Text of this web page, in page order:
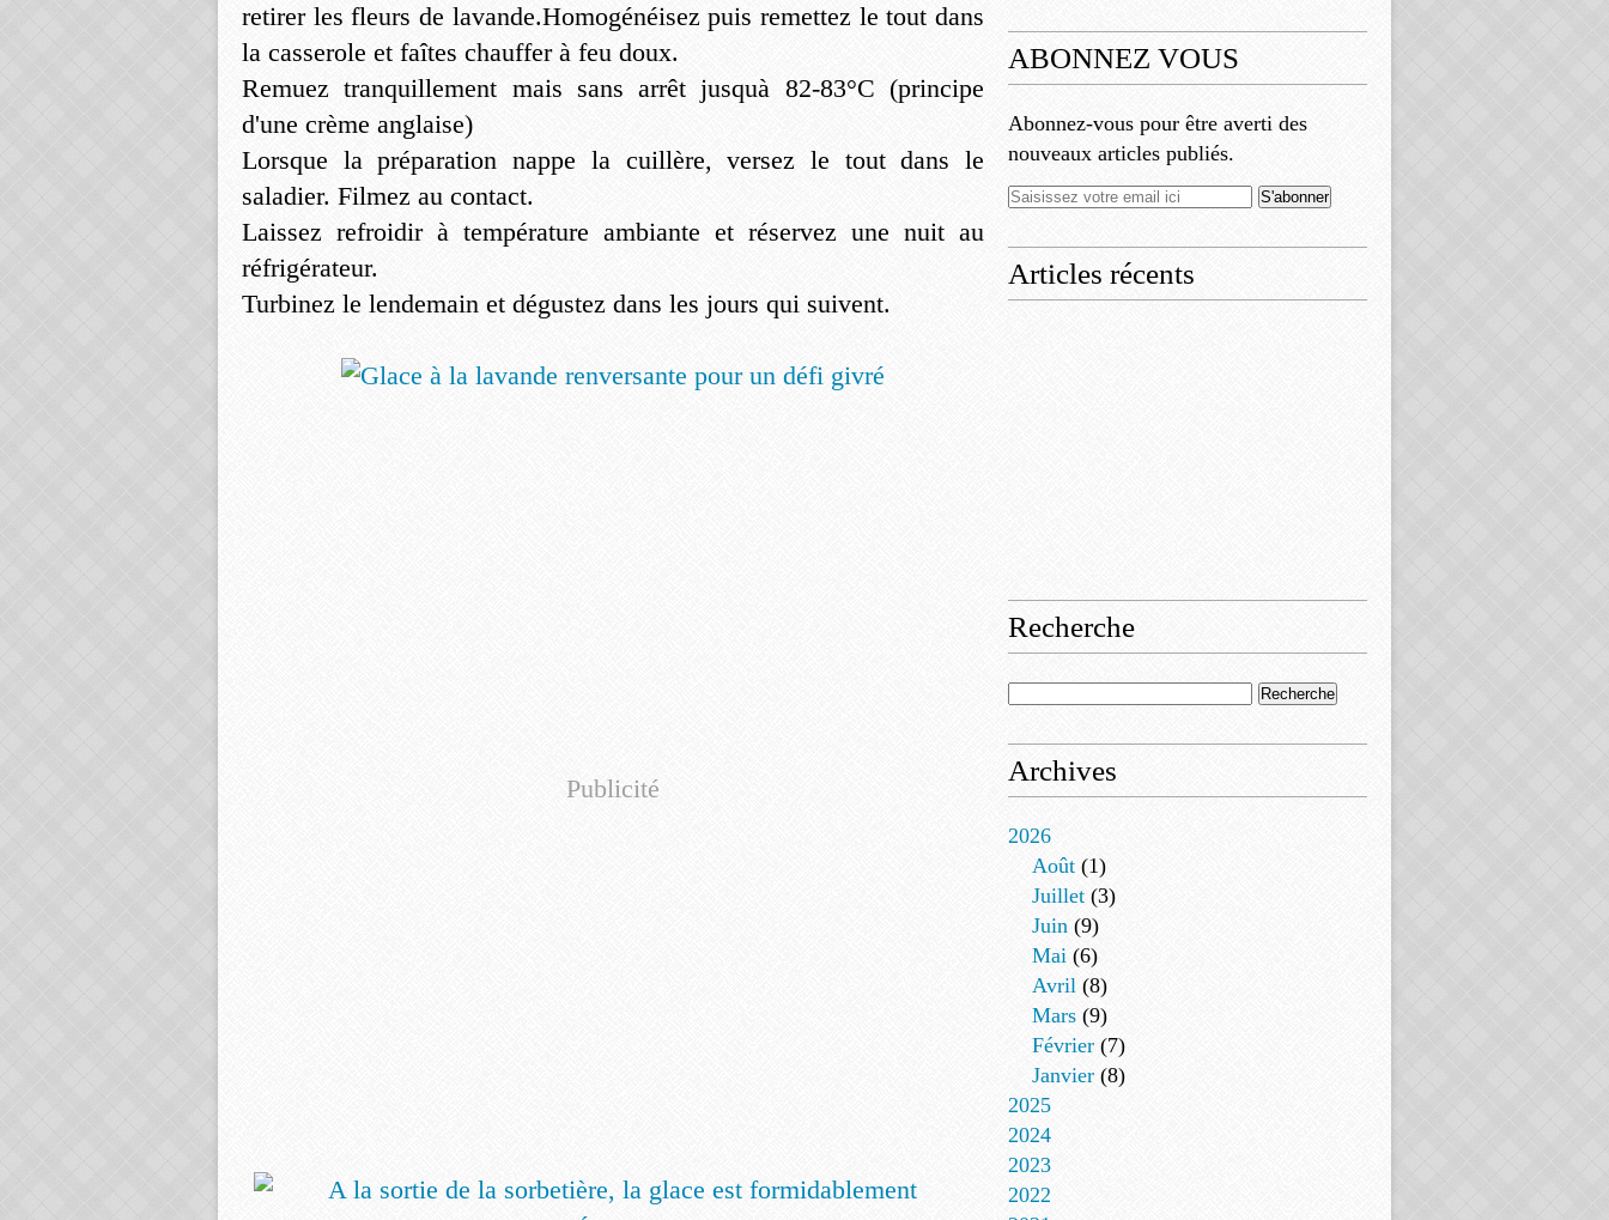
retirer les fleurs de lavande.Homogénéisez puis remettez le tout dans
la casserole et faîtes chauffer à feu doux.
Remuez tranquillement mais sans arrêt jusquà 82-83°C (principe
d'une crème anglaise)
Lorsque la préparation nappe la cuillère, versez le tout dans le
saladier. Filmez au contact.
Laissez refroidir à température ambiante et réservez une nuit au
réfrigérateur.
Turbinez le lendemain et dégustez dans les jours qui suivent.
Publicité
ABONNEZ VOUS
Abonnez-vous pour être averti des
nouveaux articles publiés.
Articles récents
Recherche
Archives
2026
Août (1)
Juillet (3)
Juin (9)
Mai (6)
Avril (8)
Mars (9)
Février (7)
Janvier (8)
2025
2024
2023
2022